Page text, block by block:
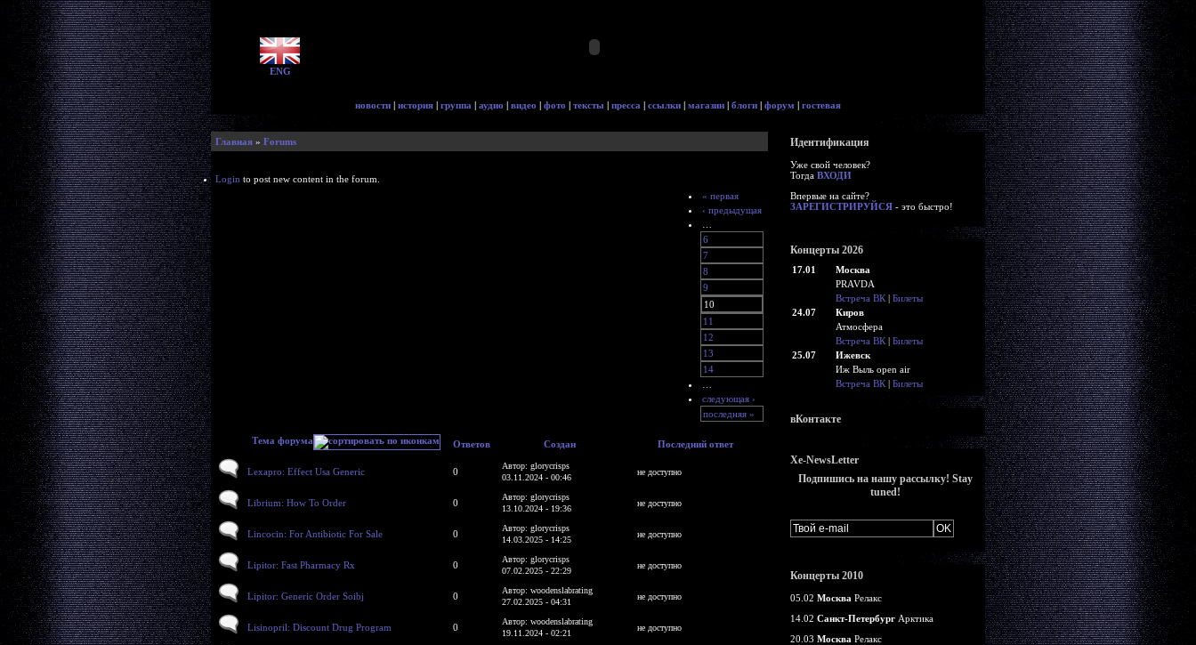
ENG
новости | история | группа | аудио | видео | фото | тексты | пресса | ссылки | магазин | блоги | форум | гостевая
Главная » Forums
Login to post new content in the forum.
« первая
‹ предыдущая
6
7
8
9
10
11
12
13
14
следующая ›
последняя »
Тема форума Ответов Создан Последний ответ
Lexapro: Effect Usa Generic 0
Автор: glorycrisps
03.11.2024 - 00:46
не доступно
Librium: How To Order 0
Автор: glorycrisps
13.10.2024 - 19:36
не доступно
Lincocin: For Antibiotic For Sale 0
Автор: glorycrisps
14.03.2025 - 14:25
не доступно
Lipitor: Fast Pharmacy Rx 0
Автор: glorycrisps
07.02.2025 - 22:29
не доступно
Lipitor: Generic Order Soibj 0
Автор: woodenslabrating
27.02.2025 - 04:31
не доступно
Lisinopril: Discount Drug Program 0
Автор: woodenslabrating
19.11.2024 - 02:21
не доступно
Идентификация
Уже свой человек?
Тогда ВХОДИ
Впервые на сайте?
ЗАРЕГИСТРИРУЙСЯ - это быстро!
Концерты 2026
17.01
Москва
PRAVDA
Встреча ВК | Билеты
24.07
Киров
Атмосфера
Встреча ВК | Билеты
25.07
Ижевск
Иж Выль open air
Встреча ВК | Билеты
вКонтакте
Xe-NewsLetter
Подпишись на нашу рассылку! Stay
tuned!
Концерты 2010
05.02 Москва Релакс
14.02 Санкт-Петербург Арктика
20.03 Москва Релакс